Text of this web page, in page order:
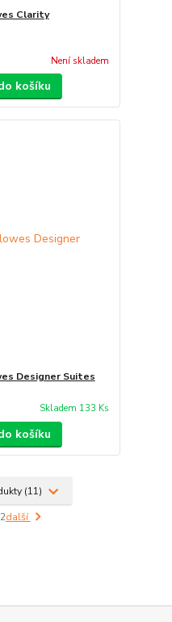
Clarity
Není skladem
košíku
Designer Suites
Skladem 133 Ks
košíku
(11)
další